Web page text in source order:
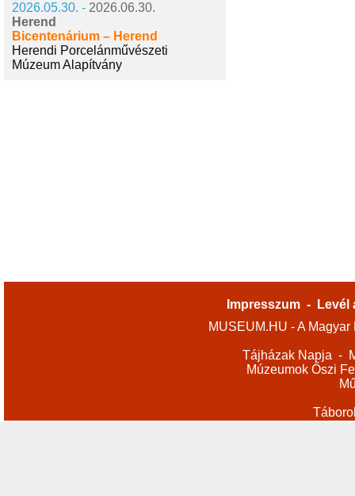
2026.05.30. - 2026.06.30.
Herend
Bicentenárium – Herend
Herendi Porcelánművészeti
Múzeum Alapítvány
Impresszum -
Levél
MUSEUM.HU - A
Tájházak Napja -
Múzeumok Őszi